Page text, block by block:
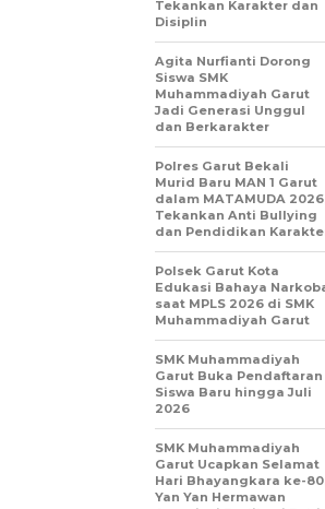
Tekankan Karakter dan
Disiplin
Agita Nurfianti Dorong
Siswa SMK
Muhammadiyah Garut
Jadi Generasi Unggul
dan Berkarakter
Polres Garut Bekali
Murid Baru MAN 1 Garut
dalam MATAMUDA
Tekankan Anti Bullying
dan Pendidikan
Polsek Garut Kota
Edukasi Bahaya
saat MPLS 2026 di SMK
Muhammadiyah Garut
SMK Muhammadiyah
Garut Buka Pendaftaran
Siswa Baru hingga Juli
2026
SMK Muhammadiyah
Garut Ucapkan Selamat
Hari Bhayangkara ke-
Yan Yan Hermawan